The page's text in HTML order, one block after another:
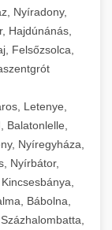
Nyíradony,
Hajdúnánás,
Felsőzsolca,
Letenye,
Balatonlelle,
Nyíregyháza,
Nyírbátor,
Bábolna,